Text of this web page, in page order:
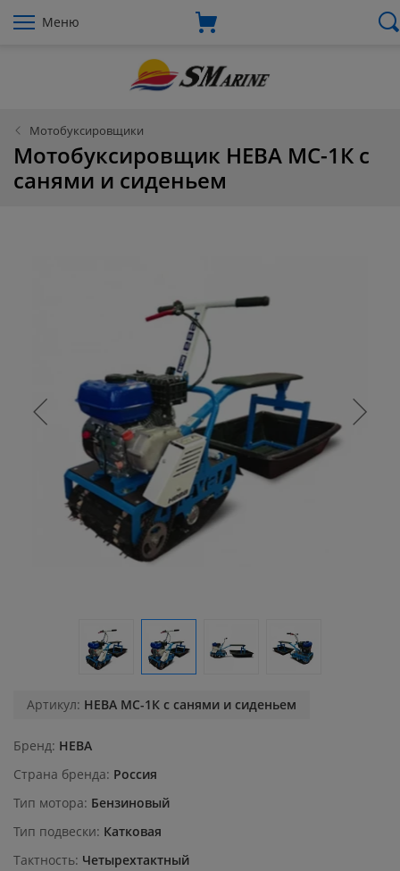
Меню
Мотобуксировщики
Мотобуксировщик НЕВА МС-1К с
санями и сиденьем
Артикул: НЕВА МС-1К с санями и сиденьем
Бренд НЕВА
Страна бренда Россия
Тип мотора Бензиновый
Тип подвески Катковая
Тактность Четырехтактный